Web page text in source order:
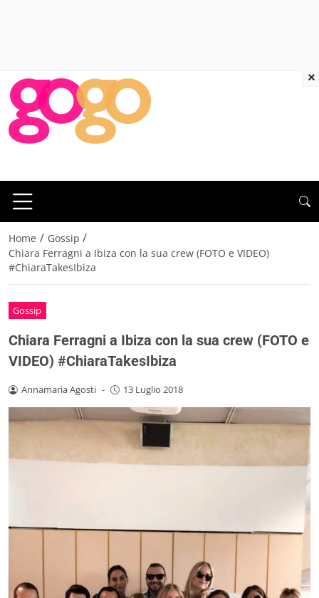
Home / Gossip /
Chiara Ferragni a Ibiza con la sua crew (FOTO e VIDEO)
#ChiaraTakesIbiza
Gossip
Chiara Ferragni a Ibiza con la sua crew (FOTO e
VIDEO) #ChiaraTakesIbiza
Annamaria Agosti - 13 Luglio 2018
×